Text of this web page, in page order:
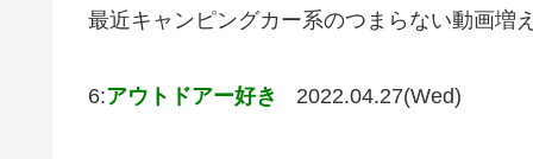
最近キャンピングカー系のつまらない動画増
6:アウトドアー好き 2022.04.27(Wed)